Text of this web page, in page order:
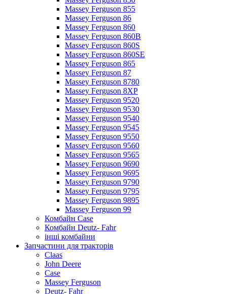
Massey Ferguson 855
Massey Ferguson 86
Massey Ferguson 860
Massey Ferguson 860B
Massey Ferguson 860S
Massey Ferguson 860SE
Massey Ferguson 865
Massey Ferguson 87
Massey Ferguson 8780
Massey Ferguson 8XP
Massey Ferguson 9520
Massey Ferguson 9530
Massey Ferguson 9540
Massey Ferguson 9545
Massey Ferguson 9550
Massey Ferguson 9560
Massey Ferguson 9565
Massey Ferguson 9690
Massey Ferguson 9695
Massey Ferguson 9790
Massey Ferguson 9795
Massey Ferguson 9895
Massey Ferguson 99
Комбайн Case
Комбайн Deutz- Fahr
інші комбайни
Запчастини для тракторів
Claas
John Deere
Case
Massey Ferguson
Deutz- Fahr